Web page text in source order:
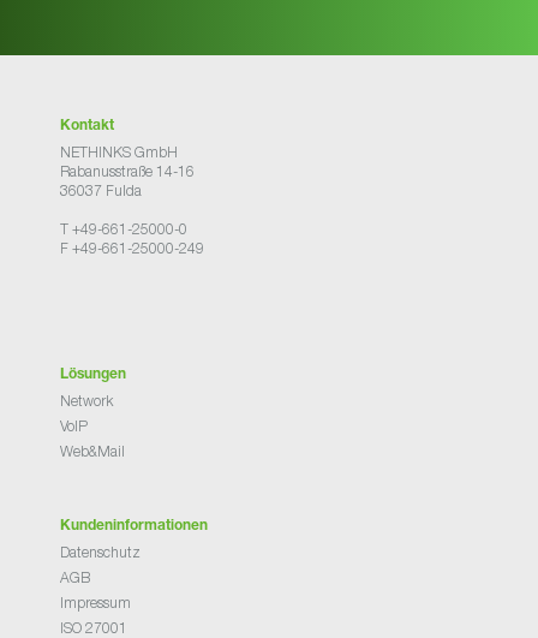
Kontakt
NETHINKS GmbH
Rabanusstraße 14-16
36037 Fulda
T +49-661-25000-0
F +49-661-25000-249
Lösungen
Network
VoIP
Web&Mail
Kundeninformationen
Datenschutz
AGB
Impressum
ISO 27001